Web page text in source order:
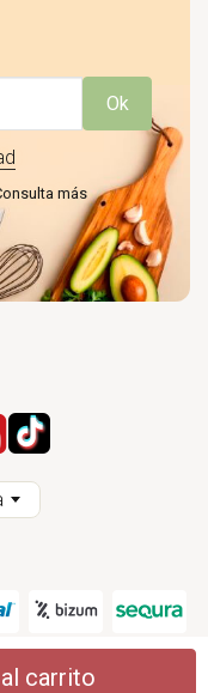
carrito
Ok
más
DE COCINA